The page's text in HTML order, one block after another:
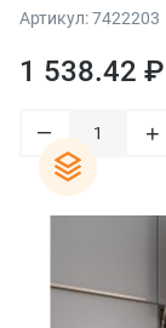
Артикул: 7422203
1 538.42 ₽
– +